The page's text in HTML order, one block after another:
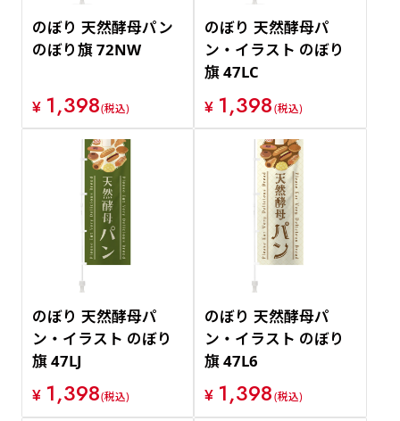
のぼり 天然酵母パン
のぼり旗 72NW
¥ 1,398(税込)
のぼり 天然酵母パ
ン・イラスト のぼり
旗 47LC
¥ 1,398(税込)
のぼり 天然酵母パ
ン・イラスト のぼり
旗 47LJ
¥ 1,398(税込)
のぼり 天然酵母パ
ン・イラスト のぼり
旗 47L6
¥ 1,398(税込)